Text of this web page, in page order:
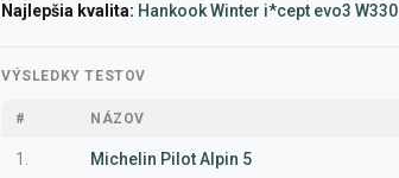
Najlepšia kvalita: Hankook Winter i*cept evo3 W330
VÝSLEDKY TESTOV
# NÁZOV
1. Michelin Pilot Alpin 5